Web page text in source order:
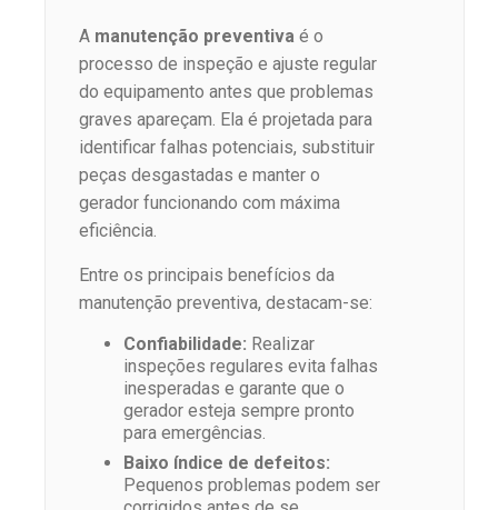
A manutenção preventiva é o
processo de inspeção e ajuste regular
do equipamento antes que problemas
graves apareçam. Ela é projetada para
identificar falhas potenciais, substituir
peças desgastadas e manter o
gerador funcionando com máxima
eficiência.
Entre os principais benefícios da
manutenção preventiva, destacam-se:
Confiabilidade: Realizar
inspeções regulares evita falhas
inesperadas e garante que o
gerador esteja sempre pronto
para emergências.
Baixo índice de defeitos:
Pequenos problemas podem ser